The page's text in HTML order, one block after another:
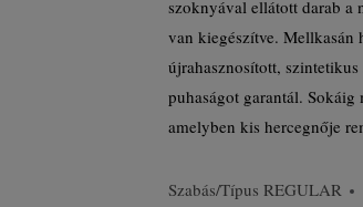
szoknyával ellátott darab a
van kiegészítve. Mellkasán
újrahasznosított,
puhaságot garantál.
amelyben kis hercegnője
Szabás/Típus REGULAR